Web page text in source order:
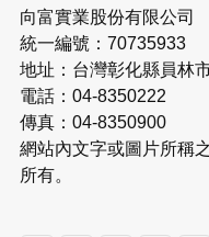
向富實業股份有限公司
統一編號：70735933
地址：台灣彰化縣員林
電話：04-8350222
傳真：04-8350900
網站內文字或圖片所稱
所有。